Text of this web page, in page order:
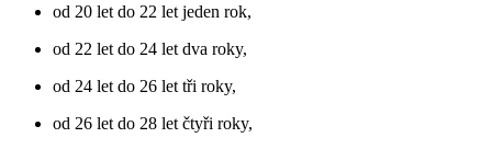
od 20 let do 22 let jeden rok,
od 22 let do 24 let dva roky,
od 24 let do 26 let tři roky,
od 26 let do 28 let čtyři roky,